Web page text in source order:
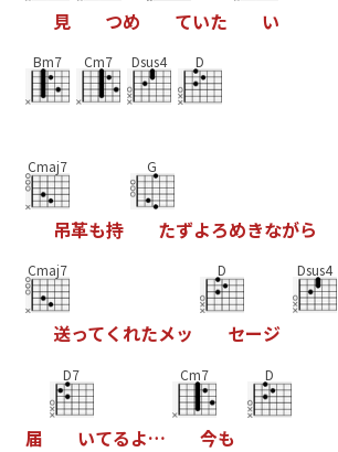
見 つめ ていた い
Bm7 Cm7 Dsus4 D
Cmaj7
吊革も持
G
たずよろめきながら
Cmaj7
送ってく れたメッ
D
セージ
Dsus4
届
D7
いてるよ…
Cm7
今も
D